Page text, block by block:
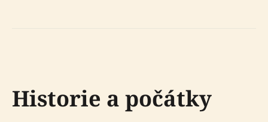
Historie a počátky